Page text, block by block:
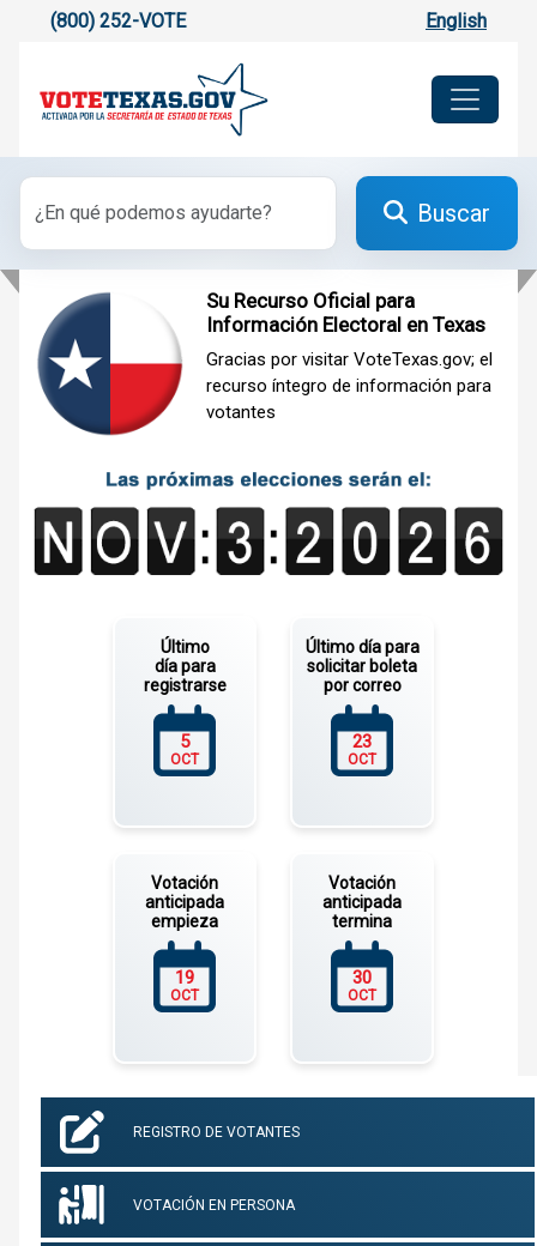
(800) 252-VOTE English
Buscar
Su Recurso Oficial para
Información Electoral en Texas
Gracias por visitar VoteTexas.gov; el
recurso íntegro de información para
votantes
Último
día para
registrarse
5
OCT
Último día para
solicitar boleta
por correo
23
OCT
Votación
anticipada
empieza
19
OCT
Votación
anticipada
termina
30
OCT
REGISTRO DE VOTANTES
VOTACIÓN EN PERSONA